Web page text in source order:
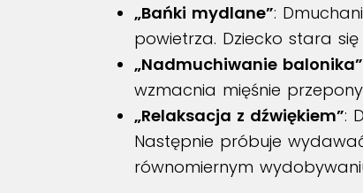
„Bańki mydlane”:
powietrza. Dziecko stara
„Nadmuchiwanie balonika”
wzmacnia mięśnie
„Relaksacja z dźwiękiem”:
Następnie próbuje
równomiernym